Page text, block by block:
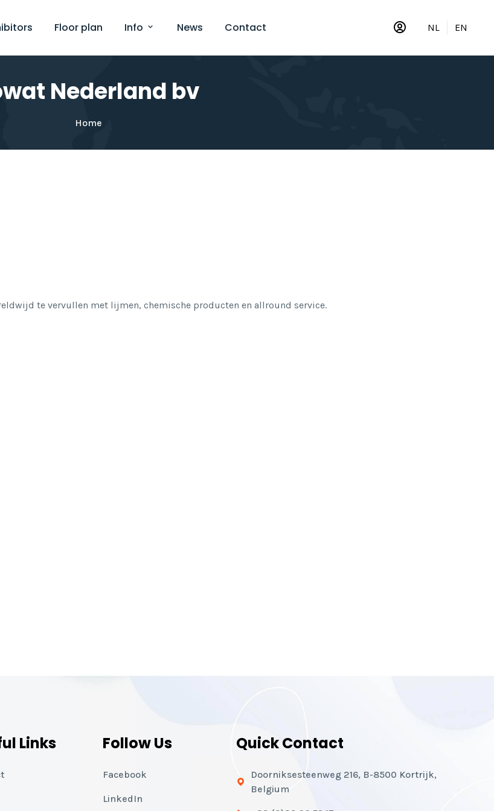
Floor plan Info News Contact NL EN
Nederland bv
Home
te vervullen met lijmen, chemische producten en allround service.
Links Follow Us
Facebook
LinkedIn
Quick Contact
Doorniksesteenweg 216, B-8500 Kortrijk,
Belgium